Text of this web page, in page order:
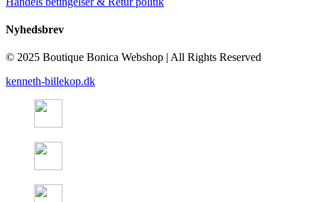
Nyhedsbrev
© 2025 Boutique Bonica Webshop | All Rights Reserved
kenneth-billekop.dk